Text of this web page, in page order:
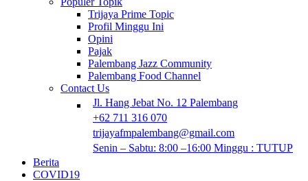
Trijaya Prime Topic
Profil Minggu Ini
Opini
Pajak
Palembang Jazz Community
Palembang Food Channel
Contact Us
Jl. Hang Jebat No. 12 Palembang
+62 711 316 070
trijayafmpalembang@gmail.com
Senin – Sabtu: 8:00 –16:00 Minggu : TUTUP
Berita
COVID19